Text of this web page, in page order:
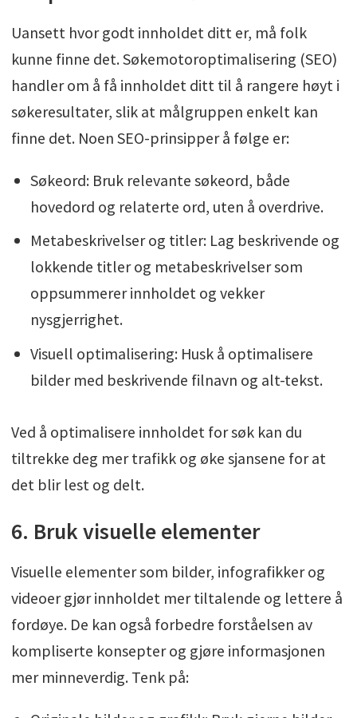
Uansett hvor godt innholdet ditt er, må folk
kunne finne det. Søkemotoroptimalisering (SEO)
handler om å få innholdet ditt til å rangere høyt i
søkeresultater, slik at målgruppen enkelt kan
finne det. Noen SEO-prinsipper å følge er:
Søkeord: Bruk relevante søkeord, både
hovedord og relaterte ord, uten å overdrive.
Metabeskrivelser og titler: Lag beskrivende og
lokkende titler og metabeskrivelser som
oppsummerer innholdet og vekker
nysgjerrighet.
Visuell optimalisering: Husk å optimalisere
bilder med beskrivende filnavn og alt-tekst.
Ved å optimalisere innholdet for søk kan du
tiltrekke deg mer trafikk og øke sjansene for at
det blir lest og delt.
6. Bruk visuelle elementer
Visuelle elementer som bilder, infografikker og
videoer gjør innholdet mer tiltalende og lettere å
fordøye. De kan også forbedre forståelsen av
kompliserte konsepter og gjøre informasjonen
mer minneverdig. Tenk på: